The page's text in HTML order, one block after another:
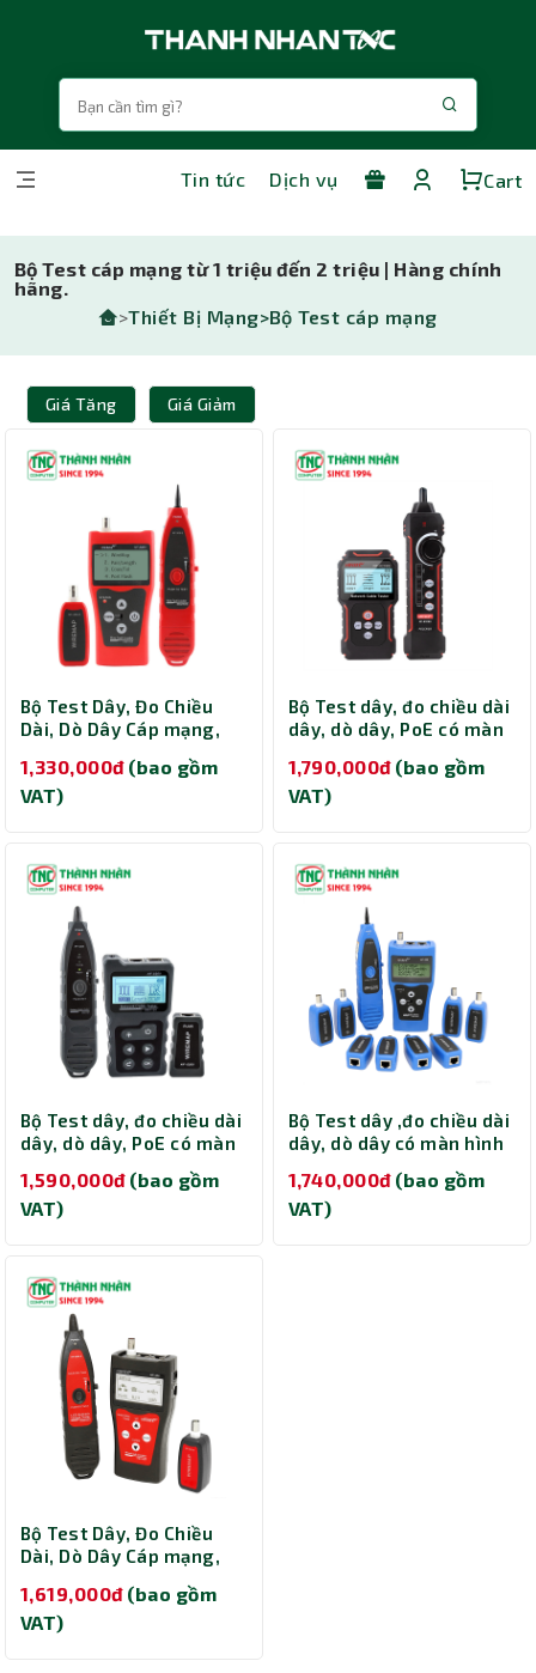
Tin tức Dịch vụ Cart
Bộ Test cáp mạng từ 1 triệu đến 2 triệu | Hàng chính
hãng.
>Thiết Bị Mạng>Bộ Test cáp mạng
Giá Tăng Giá Giảm
Bộ Test Dây, Đo Chiều
Dài, Dò Dây Cáp mạng,
Có màn hình hiển thị LCD
NOYAFA NF-308S
1,330,000đ (bao gồm
VAT)
Bộ Test dây, đo chiều dài
dây, dò dây, PoE có màn
8209S
1,790,000đ (bao gồm
VAT)
Bộ Test dây, đo chiều dài
dây, dò dây, PoE có màn
8209
1,590,000đ (bao gồm
VAT)
Bộ Test dây ,đo chiều dài
dây, dò dây có màn hình
mạng, cáp thoại, cáp
đồng trục NOYAFA NF-
1,740,000đ (bao gồm
VAT)
Bộ Test Dây, Đo Chiều
Dài, Dò Dây Cáp mạng,
Có màn hình hiển thị LCD
NOYAFA NF-300
1,619,000đ (bao gồm
VAT)